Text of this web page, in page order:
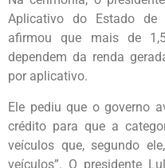
Aplicativo do Estado de
afirmou que mais de
dependem da renda
por aplicativo.
Ele pediu que o governo
crédito para que a
veículos que, segundo
veículos”. O presidente